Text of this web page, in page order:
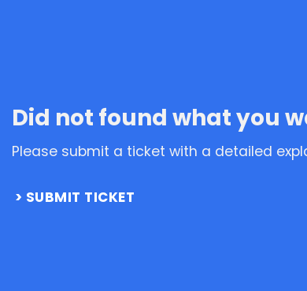
Did not found what you
Please submit a ticket with a detailed
SUBMIT TICKET